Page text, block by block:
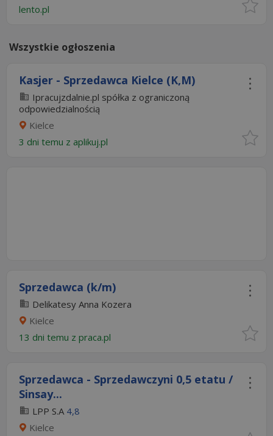
lento.pl
Wszystkie ogłoszenia
Kasjer - Sprzedawca Kielce (K,M)
Ipracujzdalnie.pl spółka z ograniczoną
odpowiedzialnością
Kielce
3 dni temu z aplikuj.pl
Sprzedawca (k/m)
Delikatesy Anna Kozera
Kielce
13 dni temu z praca.pl
Sprzedawca - Sprzedawczyni 0,5 etatu /
Sinsay...
LPP S.A 4,8
Kielce